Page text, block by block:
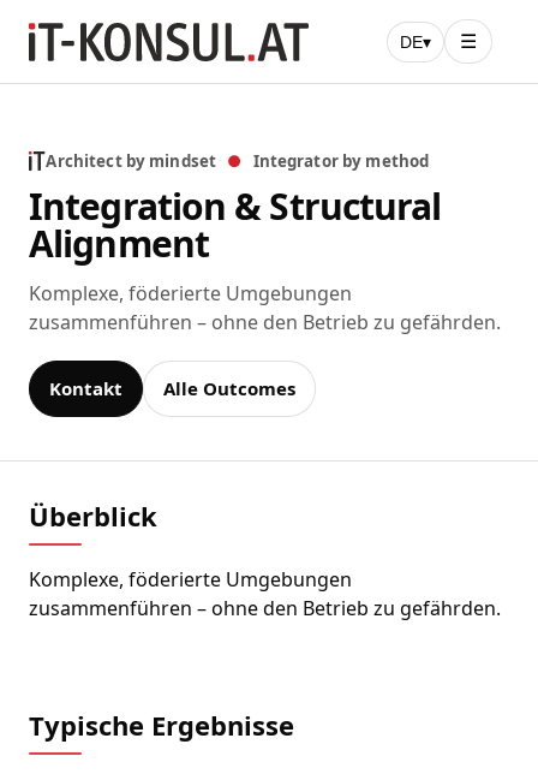
DE▾ ☰
Architect by mindset ● Integrator by method
Integration & Structural
Alignment
Komplexe, föderierte Umgebungen
zusammenführen – ohne den Betrieb zu gefährden.
Kontakt Alle Outcomes
Überblick
Komplexe, föderierte Umgebungen
zusammenführen – ohne den Betrieb zu gefährden.
Typische Ergebnisse